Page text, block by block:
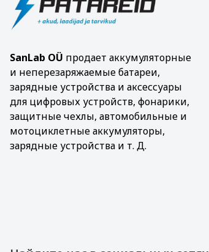
SanLab OÜ продает аккумуляторные
и неперезаряжаемые батареи,
зарядные устройства и аксессуары
для цифровых устройств, фонарики,
защитные чехлы, автомобильные и
мотоциклетные аккумуляторы,
зарядные устройства и т. Д.